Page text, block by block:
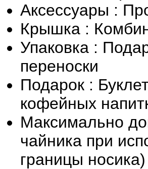
Аксессуары :
Крышка :
Упаковка :
переноски
Подарок :
кофейных
Максимально
чайника при
границы носика)